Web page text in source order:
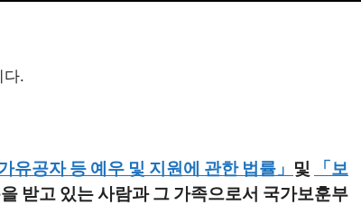
다.
가유공자 등 예우 및 지원에 관한 법률」 및
「보
받고 있는 사람과 그 가족으로서 국가보훈부